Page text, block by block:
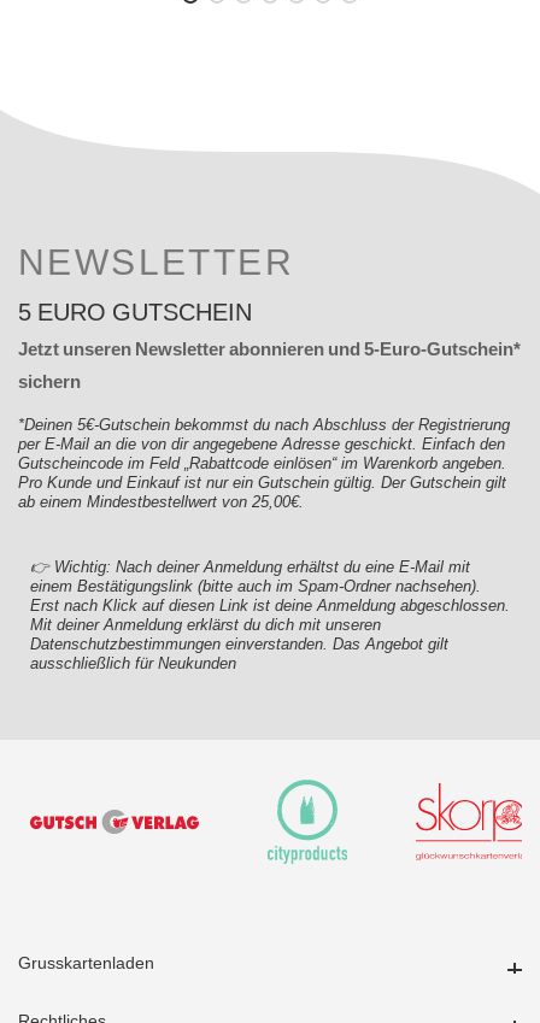
NEWSLETTER
5 EURO GUTSCHEIN
Jetzt unseren Newsletter abonnieren und 5-Euro-Gutschein*
sichern
*Deinen 5€-Gutschein bekommst du nach Abschluss der Registrierung
per E-Mail an die von dir angegebene Adresse geschickt. Einfach den
Gutscheincode im Feld „Rabattcode einlösen“ im Warenkorb angeben.
Pro Kunde und Einkauf ist nur ein Gutschein gültig. Der Gutschein gilt
ab einem Mindestbestellwert von 25,00€.
👉 Wichtig: Nach deiner Anmeldung erhältst du eine E-Mail mit
einem Bestätigungslink (bitte auch im Spam-Ordner nachsehen).
Erst nach Klick auf diesen Link ist deine Anmeldung abgeschlossen.
Mit deiner Anmeldung erklärst du dich mit unseren
Datenschutzbestimmungen einverstanden. Das Angebot gilt
ausschließlich für Neukunden
Grusskartenladen